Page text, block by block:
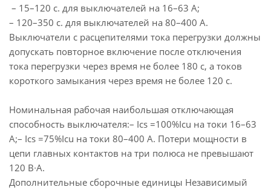
– 15–120 с. для выключателей на 16–63 А;
– 120–350 с. для выключателей на 80–400 А.
Выключатели с расцепителями тока перегрузки должны
допускать повторное включение после отключения
тока перегрузки через время не более 180 с, а токов
короткого замыкания через время не более 120 с.
Номинальная рабочая наибольшая отключающая
способность выключателя:– Ics =100%Icu на токи 16–63
А;– Ics =75%Icu на токи 80–400 А. Потери мощности в
цепи главных контактов на три полюса не превышают
120 В∙А.
Дополнительные сборочные единицы Независимый